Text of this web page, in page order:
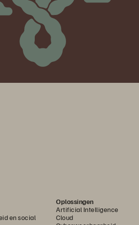
en social
Oplossingen
Artificial Intelligence
Cloud